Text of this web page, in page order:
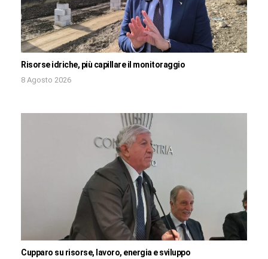
Risorse idriche, più capillare il monitoraggio
8 Agosto 2026
Cupparo su risorse, lavoro, energia e sviluppo